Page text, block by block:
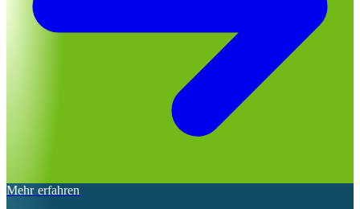
Mehr erfahren